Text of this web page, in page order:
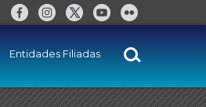
Entidades Filiadas